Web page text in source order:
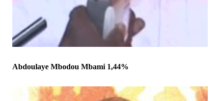
Abdoulaye Mbodou Mbami 1,44%